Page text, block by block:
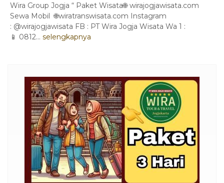
Wira Group Jogja “ Paket Wisata🌐 wirajogjawisata.com
Sewa Mobil 🌐wiratranswisata.com Instagram
: @wirajogjawisata FB : PT Wira Jogja Wisata Wa 1 :
📱 0812... selengkapnya